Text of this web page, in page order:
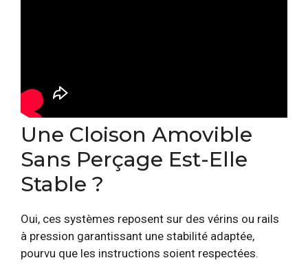
Une Cloison Amovible
Sans Perçage Est-Elle
Stable ?
Oui, ces systèmes reposent sur des vérins ou rails
à pression garantissant une stabilité adaptée,
pourvu que les instructions soient respectées.